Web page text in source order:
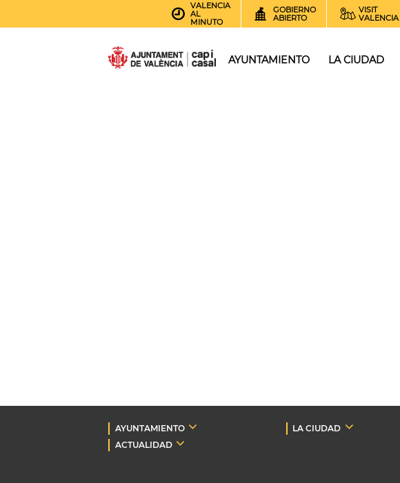
VALENCIA
AL
MINUTO
GOBIERNO
ABIERTO
VISIT
VALENCIA
AYUNTAMIENTO LA CIUDAD
AYUNTAMIENTO LA CIUDAD
ACTUALIDAD